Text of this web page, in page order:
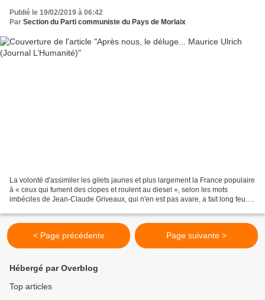
Publié le 19/02/2019 à 06:42
Par Section du Parti communiste du Pays de Morlaix
La volonté d'assimiler les gilets jaunes et plus largement la France populaire
à « ceux qui fument des clopes et roulent au diesel », selon les mots
imbéciles de Jean-Claude Griveaux, qui n'en est pas avare, a fait long feu.
< Page précédente Page suivante >
Hébergé par Overblog
Top articles